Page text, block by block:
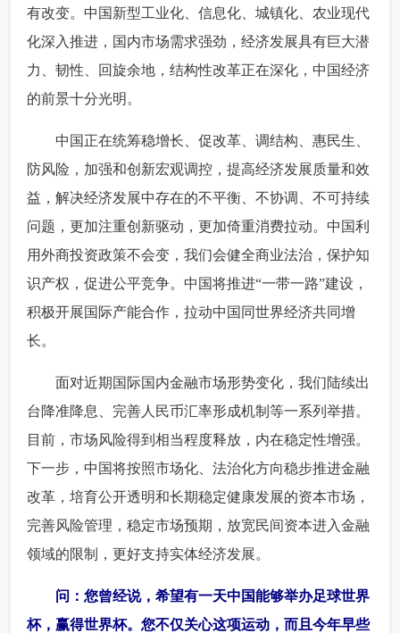
有改变。中国新型工业化、信息化、城镇化、农业现代
化深入推进，国内市场需求强劲，经济发展具有巨大潜
力、韧性、回旋余地，结构性改革正在深化，中国经济
的前景十分光明。
中国正在统筹稳增长、促改革、调结构、惠民生、
防风险，加强和创新宏观调控，提高经济发展质量和效
益，解决经济发展中存在的不平衡、不协调、不可持续
问题，更加注重创新驱动，更加倚重消费拉动。中国利
用外商投资政策不会变，我们会健全商业法治，保护知
识产权，促进公平竞争。中国将推进“一带一路”建设，
积极开展国际产能合作，拉动中国同世界经济共同增
长。
面对近期国际国内金融市场形势变化，我们陆续出
台降准降息、完善人民币汇率形成机制等一系列举措。
目前，市场风险得到相当程度释放，内在稳定性增强。
下一步，中国将按照市场化、法治化方向稳步推进金融
改革，培育公开透明和长期稳定健康发展的资本市场，
完善风险管理，稳定市场预期，放宽民间资本进入金融
领域的限制，更好支持实体经济发展。
问：您曾经说，希望有一天中国能够举办足球世界
杯，赢得世界杯。您不仅关心这项运动，而且今年早些